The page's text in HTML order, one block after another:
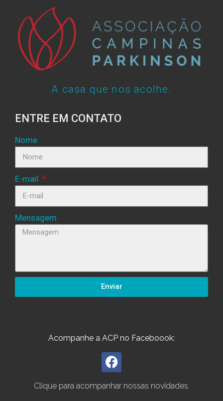
A casa que nos acolhe.
ENTRE EM CONTATO
Nome
E-mail
Mensagem
Enviar
Acompanhe a ACP no Faceboook:
Clique para acompanhar nossas novidades.